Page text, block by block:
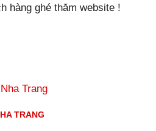
hàng ghé thăm website !
TRANG